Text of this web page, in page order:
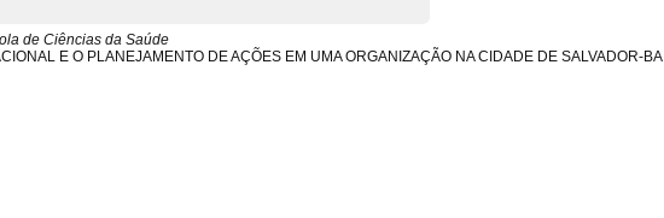
de Ciências da Saúde
E O PLANEJAMENTO DE AÇÕES EM UMA ORGANIZAÇÃO NA CIDADE DE SALVADOR-BA